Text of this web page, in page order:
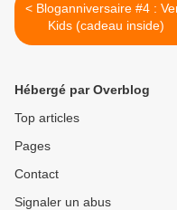
< Bloganniversaire #4 : Very
Kids (cadeau inside)
Hébergé par Overblog
Top articles
Pages
Contact
Signaler un abus